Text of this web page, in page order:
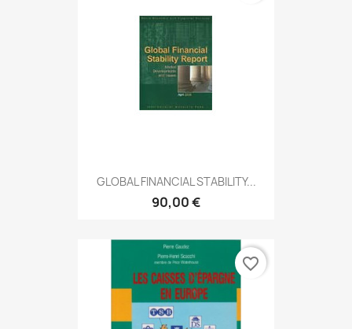
GLOBAL FINANCIAL STABILITY...
90,00 €
favorite_border